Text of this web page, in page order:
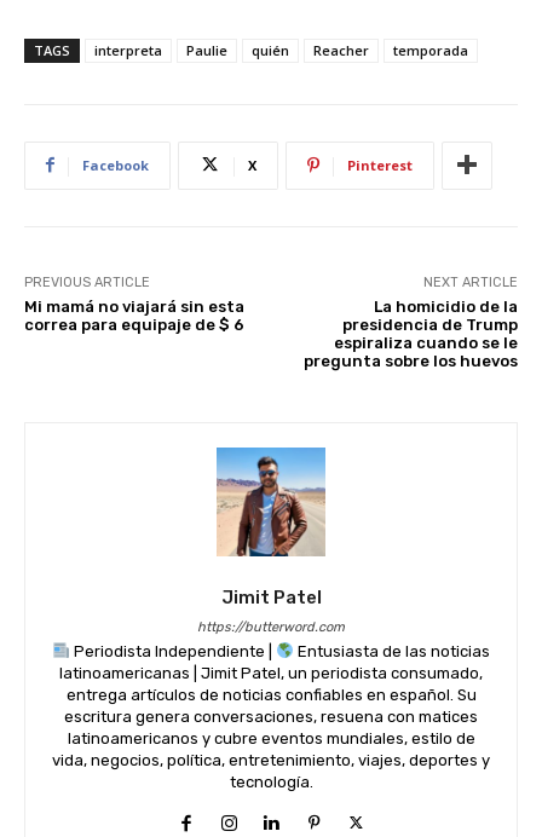
er at
p
d
k
ar
TAGS interpreta Paulie quién Reacher temporada
Facebook X Pinterest
PREVIOUS ARTICLE
Mi mamá no viajará sin esta
correa para equipaje de $ 6
NEXT ARTICLE
La homicidio de la
presidencia de Trump
espiraliza cuando se le
pregunta sobre los huevos
Jimit Patel
https://butterword.com
Periodista Independiente |
Entusiasta de las noticias
latinoamericanas | Jimit Patel, un periodista consumado,
entrega artículos de noticias confiables en español. Su
escritura genera conversaciones, resuena con matices
latinoamericanos y cubre eventos mundiales, estilo de
vida, negocios, política, entretenimiento, viajes, deportes y
tecnología.